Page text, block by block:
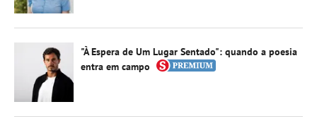
"À Espera de Um Lugar Sentado": quando a poesia
entra em campo